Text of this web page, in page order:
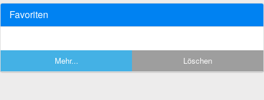
Favoriten
Mehr... Löschen